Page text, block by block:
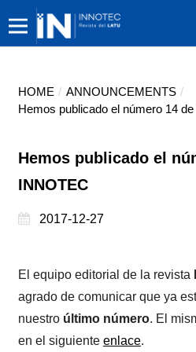
HOME / ANNOUNCEMENTS /
Hemos publicado el número 14
Hemos publicado el
INNOTEC
2017-12-27
El equipo editorial de la revista
agrado de comunicar que ya
nuestro último número. El
en el siguiente enlace.